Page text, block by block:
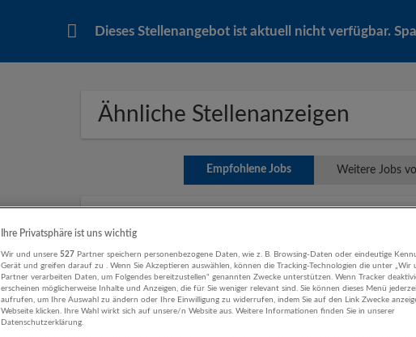
Dieses Stellenangebot ist aktuell nicht verfügbar.
Ähnliche Stellenanzeigen
Empfohlene Jobs Weitere Jobs
GmbH.
Salzburg
Geschäftsführung, Leitung |
Kommunikation, PR | Tourismus, Hotel,
Ihre Privatsphäre ist uns wichtig
Wir und unsere 527 Partner speichern personenbezogene Daten, wie z. B. Browsing-Daten oder eindeutige
Gerät und greifen darauf zu . Wenn Sie Akzeptieren auswählen, können die Tracking-Technologien die unter „Wir
Partner verarbeiten Daten, um Folgendes bereitzustellen“ genannten Zwecke unterstützen. Wenn Tracker
erscheinen möglicherweise Inhalte und Anzeigen, die für Sie weniger relevant sind. Sie können dieses Menü
aufrufen, um Ihre Auswahl zu ändern oder Ihre Einwilligung zu widerrufen, indem Sie auf den Link Zwecke
Webseite klicken. Ihre Wahl wirkt sich auf unsere/n Website aus. Weitere Informationen finden Sie in unserer
Datenschutzerklärung.